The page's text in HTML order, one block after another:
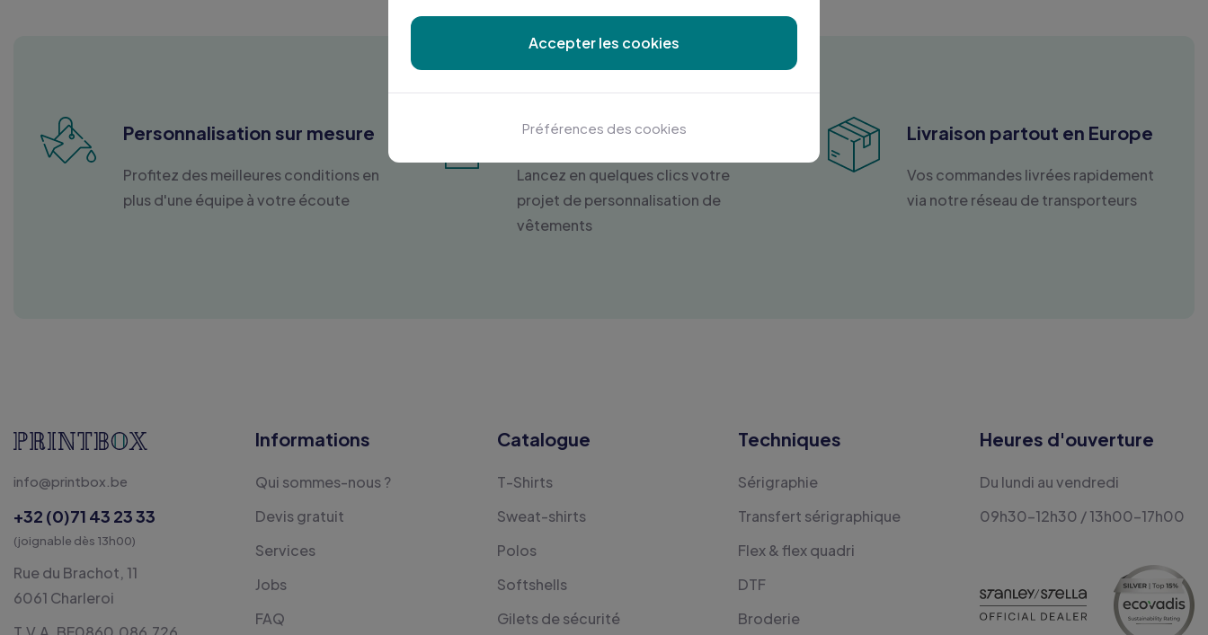
Personnalisation sur mesure
Profitez des meilleures conditions en
plus d'une équipe à votre écoute
Devis gratuit en ligne
Lancez en quelques clics votre
projet de personnalisation de
vêtements
Livraison partout en Europe
Vos commandes livrées rapidement
via notre réseau de transporteurs
info@printbox.be
+32 (0)71 43 23 33
(joignable dès 13h00)
Rue du Brachot, 11
6061 Charleroi
Informations
Qui sommes-nous ?
Devis gratuit
Services
Jobs
FAQ
Catalogue
T-Shirts
Sweat-shirts
Polos
Softshells
Gilets de sécurité
Techniques
Sérigraphie
Transfert sérigraphique
Flex & flex quadri
DTF
Broderie
Heures d'ouverture
Du lundi au vendredi
09h30-12h30 / 13h00-17h00
Accepter les cookies
Préférences des cookies